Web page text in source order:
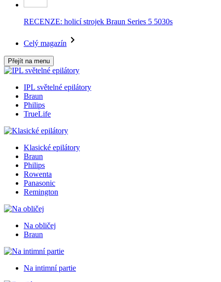
RECENZE: holicí strojek Braun Series 5 5030s
Celý magazín
Přejít na menu
IPL světelné epilátory
Braun
Philips
TrueLife
Klasické epilátory
Braun
Philips
Rowenta
Panasonic
Remington
Na obličej
Braun
Na intimní partie